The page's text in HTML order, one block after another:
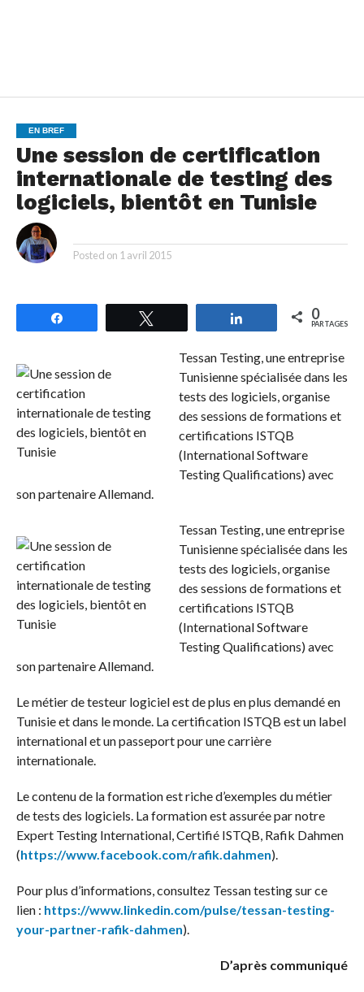
EN BREF
Une session de certification
internationale de testing des
logiciels, bientôt en Tunisie
Posted on 1 avril 2015
Partagez 0
PARTAGES
Tessan Testing, une entreprise
Tunisienne spécialisée dans les
tests des logiciels, organise
des sessions de formations et
certifications ISTQB
(International Software
Testing Qualifications) avec
son partenaire Allemand.
Tessan Testing, une entreprise
Tunisienne spécialisée dans les
tests des logiciels, organise
des sessions de formations et
certifications ISTQB
(International Software
Testing Qualifications) avec
son partenaire Allemand.
Le métier de testeur logiciel est de plus en plus demandé en
Tunisie et dans le monde. La certification ISTQB est un label
international et un passeport pour une carrière
internationale.
Le contenu de la formation est riche d’exemples du métier
de tests des logiciels. La formation est assurée par notre
Expert Testing International, Certifié ISTQB, Rafik Dahmen
(https://www.facebook.com/rafik.dahmen).
Pour plus d’informations, consultez Tessan testing sur ce
lien : https://www.linkedin.com/pulse/tessan-testing-
your-partner-rafik-dahmen).
D’après communiqué